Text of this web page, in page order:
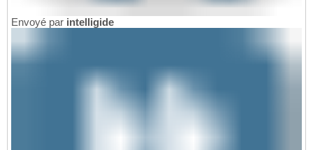
Envoyé par intelligide